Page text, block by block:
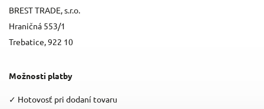
BREST TRADE, s.r.o.
Hraničná 553/1
Trebatice, 922 10
Možnosti platby
✓ Hotovosť pri dodaní tovaru